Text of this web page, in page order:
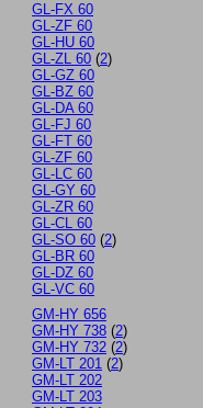
GL-FX 60
GL-ZF 60
GL-HU 60
GL-ZL 60 (2)
GL-GZ 60
GL-BZ 60
GL-DA 60
GL-FJ 60
GL-FT 60
GL-ZF 60
GL-LC 60
GL-GY 60
GL-ZR 60
GL-CL 60
GL-SO 60 (2)
GL-BR 60
GL-DZ 60
GL-VC 60
GM-HY 656
GM-HY 738 (2)
GM-HY 732 (2)
GM-LT 201 (2)
GM-LT 202
GM-LT 203